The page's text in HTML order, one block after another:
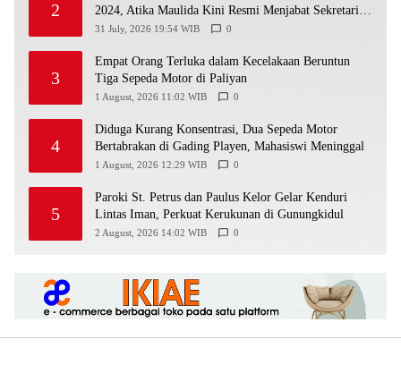
2
2024, Atika Maulida Kini Resmi Menjabat Sekretaris
PIMDA PKN DIY
31 July, 2026 19:54 WIB 0
3
Empat Orang Terluka dalam Kecelakaan Beruntun
Tiga Sepeda Motor di Paliyan
1 August, 2026 11:02 WIB 0
4
Diduga Kurang Konsentrasi, Dua Sepeda Motor
Bertabrakan di Gading Playen, Mahasiswi Meninggal
1 August, 2026 12:29 WIB 0
5
Paroki St. Petrus dan Paulus Kelor Gelar Kenduri
Lintas Iman, Perkuat Kerukunan di Gunungkidul
2 August, 2026 14:02 WIB 0